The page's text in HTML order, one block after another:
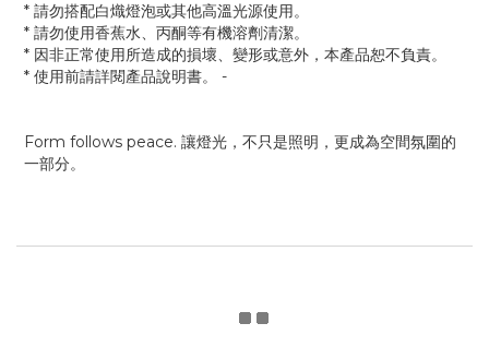
* 請勿搭配白熾燈泡或其他高溫光源使用。
* 請勿使用香蕉水、丙酮等有機溶劑清潔。
* 因非正常使用所造成的損壞、變形或意外，本產品恕不負責。
* 使用前請詳閱產品說明書。 -
Form follows peace. 讓燈光，不只是照明，更成為空間氛圍的
一部分。